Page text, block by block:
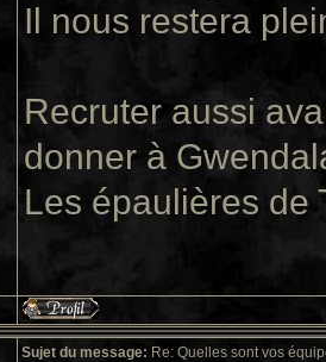
Il nous restera
Recruter aussi
donner à
Les épaulières de
Sujet du message: Re: Quelles sont vos